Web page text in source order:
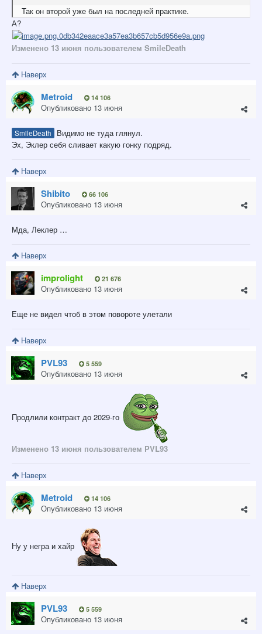
Так он второй уже был на последней практике.
А?
Изменено 13 июня пользователем SmilеDeath
Наверх
Metroid 14 106
Опубликовано 13 июня
SmilеDeath
Видимо не туда глянул.
Эх, Эклер себя сливает какую гонку подряд.
Наверх
Shibito 66 106
Опубликовано 13 июня
Мда, Леклер …
Наверх
improlight 21 676
Опубликовано 13 июня
Еще не видел чтоб в этом повороте улетали
Наверх
PVL93 5 559
Опубликовано 13 июня
Продлили контракт до 2029-го
Изменено 13 июня пользователем PVL93
Наверх
Metroid 14 106
Опубликовано 13 июня
Ну у негра и хайр
Наверх
PVL93 5 559
Опубликовано 13 июня